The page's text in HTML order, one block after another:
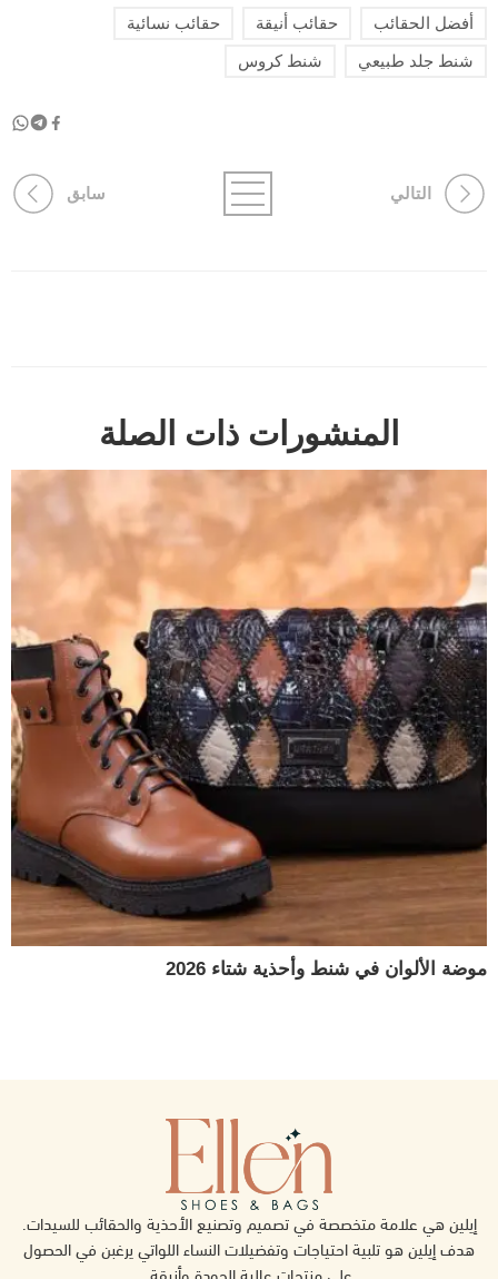
أفضل الحقائب حقائب أنيقة حقائب نسائية
شنط جلد طبيعي شنط كروس
سابق التالي
المنشورات ذات الصلة
موضة الألوان في شنط وأحذية شتاء 2026
إيلين هي علامة متخصصة في تصميم وتصنيع الأحذية والحقائب للسيدات.
هدف إيلين هو تلبية احتياجات وتفضيلات النساء اللواتي يرغبن في الحصول